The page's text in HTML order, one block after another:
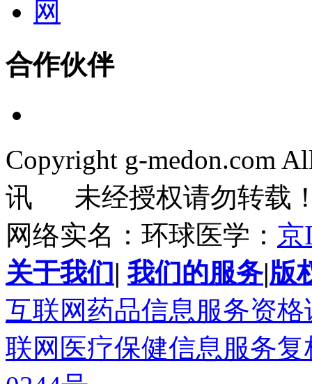
合作伙伴
Copyright g-medon.com
讯 未经授权请勿转载
网络实名：环球医学： 京
关于我们 | 我们的服务|版
互联网药品信息服务资
联网医疗保健信息服务